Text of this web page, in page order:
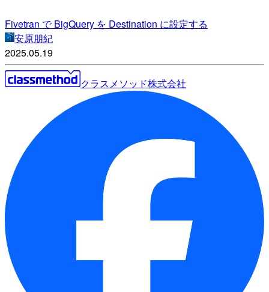
Fivetran で BigQuery を Destination に設定する
安原朋紀
2025.05.19
クラスメソッド株式会社